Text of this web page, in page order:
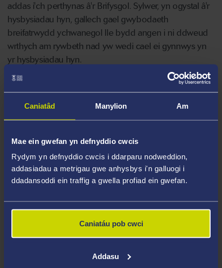
Caniatâd Manylion Am
Mae ein gwefan yn defnyddio cwcis
Rydym yn defnyddio cwcis i ddarparu nodweddion,
addasiadau a metrigau gwe anhysbys i'n galluogi i
ddadansoddi ein traffig a gwella profiad ein gwefan.
Caniatáu pob cwci
Addasu
addas i'ch perthynas â'r Brifysgol. Sylwer, yn ogystal â'r
hysbysiadau hyn, gallech gael gwybodaeth
breifatrwydd ychwanegol lle bydd angen i ni ddweud
wrthych am rywbeth nad yw wedi cael ei gynnwys yn
yr hysbysiadau hyn.
HYSBYSIAD PREIFATRWYDD MYFYRWYR
DATGANIAD PREIFATRWYDD DATA
YMGEISWYR
HYSBYSIAD PREIFATRWYDD YMGEISWYR
AM SWYDD
HYSBYSIAD PREIFATRWYDD YMCHWIL
HYSBYSIAD PREIFATRWYDD:
PRESENOLDEB MEWN DIGWYDDIAD
HYSBYSIAD PREIFATRWYDD I DRYDYDD
HYSBYSIAD PREIFATRWYDD: RECORDIO